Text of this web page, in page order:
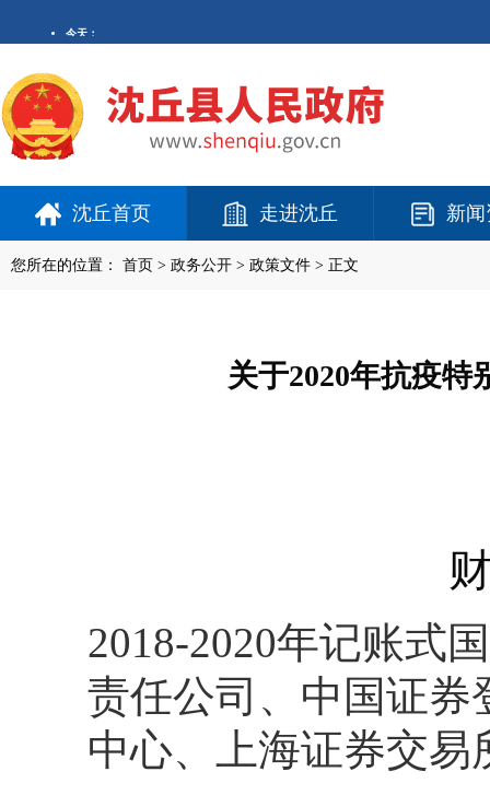
沈丘首页 走进沈丘 新
您所在的位置： 首页 > 政务公开 > 政策文件 > 正文
关于2020年抗疫
2018-2020年记账式
责任公司、中国证券
中心、上海证券交